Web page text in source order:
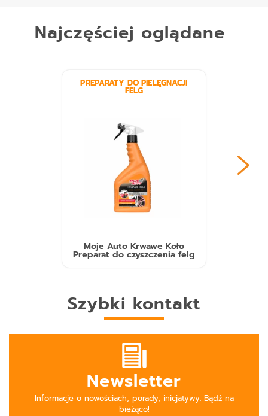
Najczęściej oglądane
PREPARATY DO PIELĘGNACJI
FELG
Moje Auto Krwawe Koło
Preparat do czyszczenia felg
Szybki kontakt
Newsletter
Informacje o nowościach, porady, inicjatywy. Bądź na
bieżąco!